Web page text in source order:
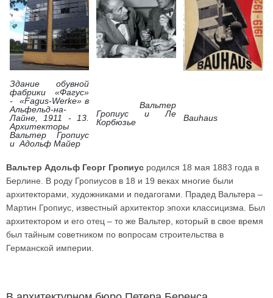
Здание обувной
фабрики «Фагус»
- «Fagus-Werke» в
Альфельд-на-
Лайне, 1911 - 13.
Архитекторы
Вальтер Гропиус
и Адольф Майер
Вальтер
Гропиус и Ле
Корбюзье
Bauhaus
Вальтер Адольф Георг Гропиус родился 18 мая 1883 года в
Берлине. В роду Гропиусов в 18 и 19 веках многие были
архитекторами, художниками и педагогами. Прадед Вальтера –
Мартин Гропиус, известный архитектор эпохи классицизма. Был
архитектором и его отец – то же Вальтер, который в свое время
был тайным советником по вопросам строительства в
Германской империи.